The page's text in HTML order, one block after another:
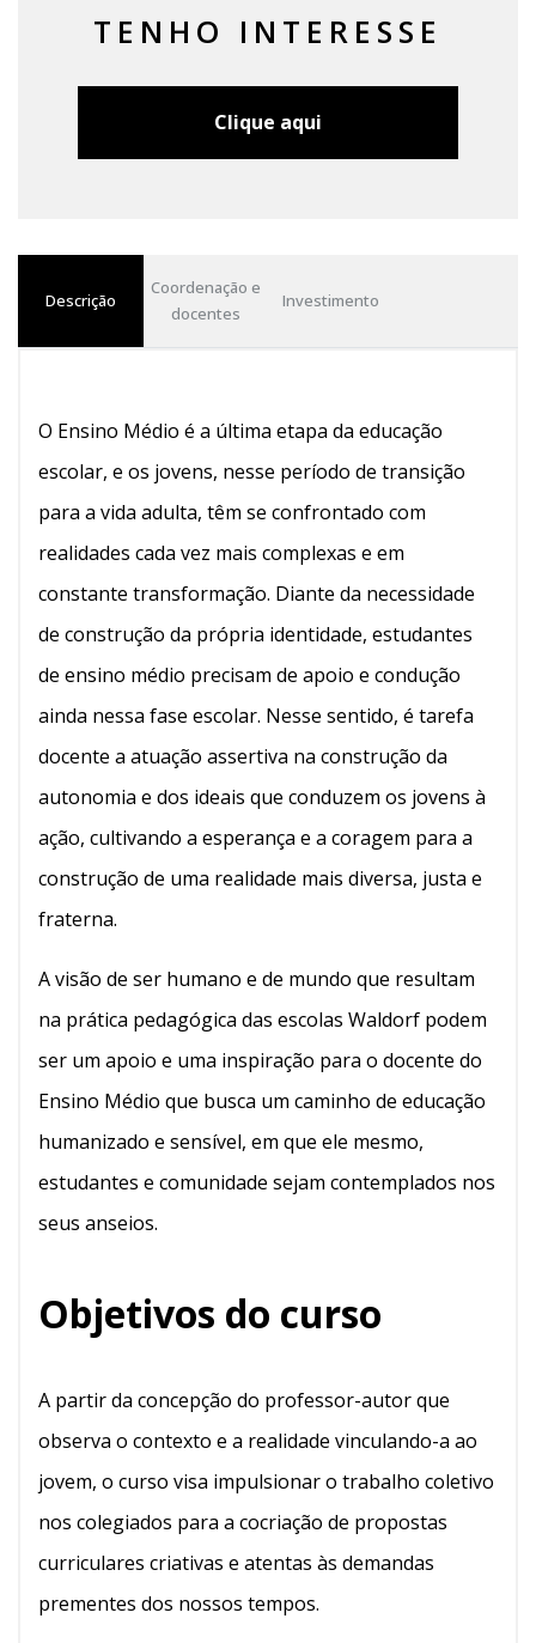
TENHO INTERESSE
Clique aqui
Descrição
Coordenação e
docentes
Investimento
O Ensino Médio é a última etapa da educação
escolar, e os jovens, nesse período de transição
para a vida adulta, têm se confrontado com
realidades cada vez mais complexas e em
constante transformação. Diante da necessidade
de construção da própria identidade, estudantes
de ensino médio precisam de apoio e condução
ainda nessa fase escolar. Nesse sentido, é tarefa
docente a atuação assertiva na construção da
autonomia e dos ideais que conduzem os jovens à
ação, cultivando a esperança e a coragem para a
construção de uma realidade mais diversa, justa e
fraterna.
A visão de ser humano e de mundo que resultam
na prática pedagógica das escolas Waldorf podem
ser um apoio e uma inspiração para o docente do
Ensino Médio que busca um caminho de educação
humanizado e sensível, em que ele mesmo,
estudantes e comunidade sejam contemplados nos
seus anseios.
Objetivos do curso
A partir da concepção do professor-autor que
observa o contexto e a realidade vinculando-a ao
jovem, o curso visa impulsionar o trabalho coletivo
nos colegiados para a cocriação de propostas
curriculares criativas e atentas às demandas
prementes dos nossos tempos.